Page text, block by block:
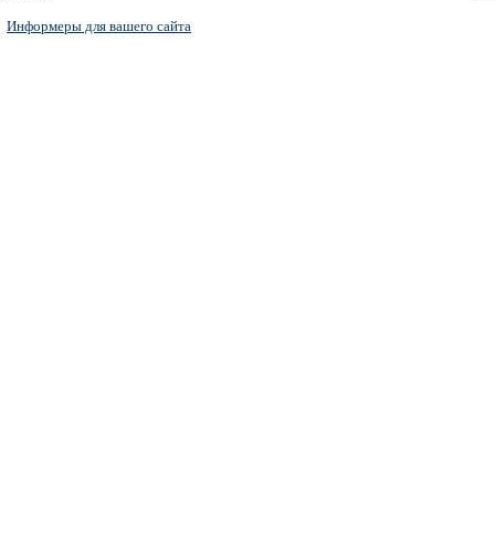
Информеры для вашего сайта